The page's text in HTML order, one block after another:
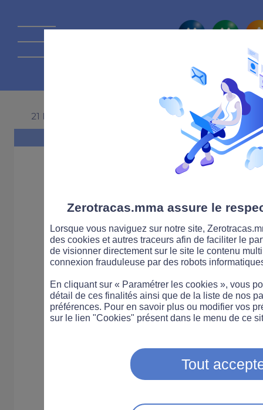
La route
21 NOVEMBRE 2014
Zerotracas.mma assure le
Lorsque vous naviguez sur notre site,
des cookies et autres traceurs afin de faciliter le
de visionner directement sur le site le contenu
connexion frauduleuse par des robots
En cliquant sur « Paramétrer les cookies », vous
détail de ces finalités ainsi que de la liste de nos
préférences. Pour en savoir plus ou modifier vos
sur le lien "Cookies" présent dans le menu de ce
Tout